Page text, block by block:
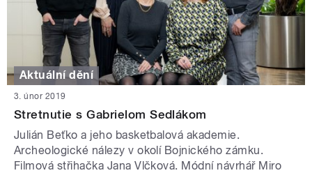
Aktuální dění
3. únor 2019
Stretnutie s Gabrielom Sedlákom
Julián Beťko a jeho basketbalová akademie.
Archeologické nálezy v okolí Bojnického zámku.
Filmová střihačka Jana Vlčková. Módní návrhář Miro